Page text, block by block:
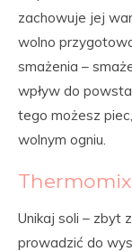
zachowuje jej
wolno
smażenia –
wpływ do
tego możesz
wolnym ogniu.
Unikaj soli – zbyt
prowadzić do